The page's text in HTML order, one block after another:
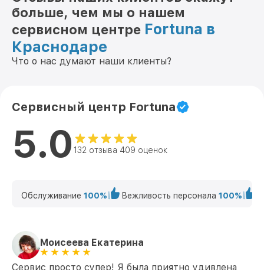
больше, чем мы о нашем
сервисном центре Fortuna в
Краснодаре
Что о нас думают наши клиенты?
Сервисный центр Fortuna
5.0 132 отзыва 409 оценок
Обслуживание 100% Вежливость персонала 100%
Моисеева Екатерина
Сервис просто супер! Я была приятно удивлена